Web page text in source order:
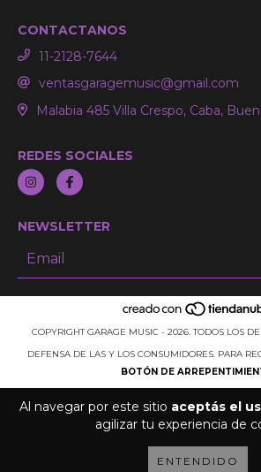
Al navegar por este sitio aceptás el
agilizar tu experiencia de
ENTENDIDO
CONTACTANOS
11-2128-7644
ventasgaragemusic@gmail.com
Malabia 485 Villa Crespo, Caba,
REDES SOCIALES
NEWSLETTER
COPYRIGHT GARAGE MUSIC - 2026. TODOS LOS
DEFENSA DE LAS Y LOS CONSUMIDORES. PARA
BOTÓN DE